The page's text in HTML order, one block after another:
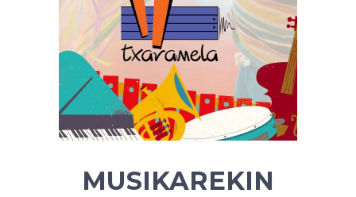
MUSIKAREKIN